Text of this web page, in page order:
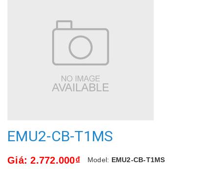
EMU2-CB-T1MS
Giá: 2.772.000₫ Model: EMU2-CB-T1MS